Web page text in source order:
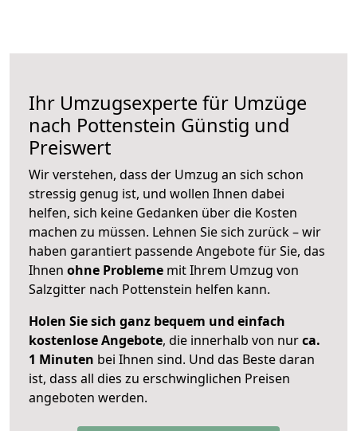
Ihr Umzugsexperte für Umzüge
nach Pottenstein Günstig und
Preiswert
Wir verstehen, dass der Umzug an sich schon
stressig genug ist, und wollen Ihnen dabei
helfen, sich keine Gedanken über die Kosten
machen zu müssen. Lehnen Sie sich zurück – wir
haben garantiert passende Angebote für Sie, das
Ihnen ohne Probleme mit Ihrem Umzug von
Salzgitter nach Pottenstein helfen kann.
Holen Sie sich ganz bequem und einfach
kostenlose Angebote, die innerhalb von nurca.
1 Minuten bei Ihnen sind. Und das Beste daran
ist, dass all dies zu erschwinglichen Preisen
angeboten werden.